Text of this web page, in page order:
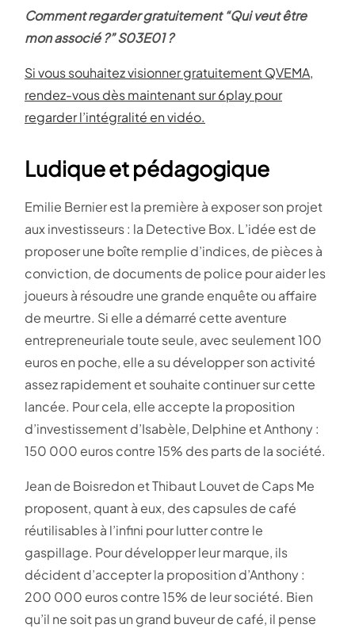
Comment regarder gratuitement “Qui veut être
mon associé ?” S03E01 ?
Si vous souhaitez visionner gratuitement QVEMA,
rendez-vous dès maintenant sur 6play pour
regarder l’intégralité en vidéo.
Ludique et pédagogique
Emilie Bernier est la première à exposer son projet
aux investisseurs : la Detective Box. L’idée est de
proposer une boîte remplie d’indices, de pièces à
conviction, de documents de police pour aider les
joueurs à résoudre une grande enquête ou affaire
de meurtre. Si elle a démarré cette aventure
entrepreneuriale toute seule, avec seulement 100
euros en poche, elle a su développer son activité
assez rapidement et souhaite continuer sur cette
lancée. Pour cela, elle accepte la proposition
d’investissement d’Isabèle, Delphine et Anthony :
150 000 euros contre 15% des parts de la société.
Jean de Boisredon et Thibaut Louvet de Caps Me
proposent, quant à eux, des capsules de café
réutilisables à l’infini pour lutter contre le
gaspillage. Pour développer leur marque, ils
décident d’accepter la proposition d’Anthony :
200 000 euros contre 15% de leur société. Bien
qu’il ne soit pas un grand buveur de café, il pense